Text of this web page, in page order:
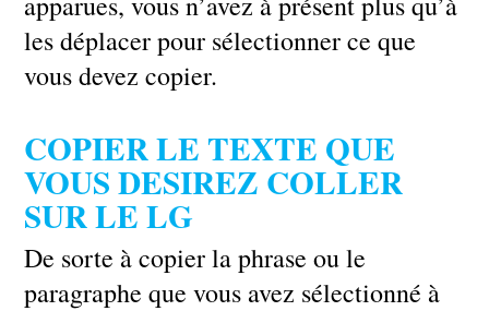
les déplacer pour sélectionner ce que
vous devez copier.
COPIER LE TEXTE QUE
VOUS DESIREZ COLLER
SUR LE LG
De sorte à copier la phrase ou le
paragraphe que vous avez sélectionné à